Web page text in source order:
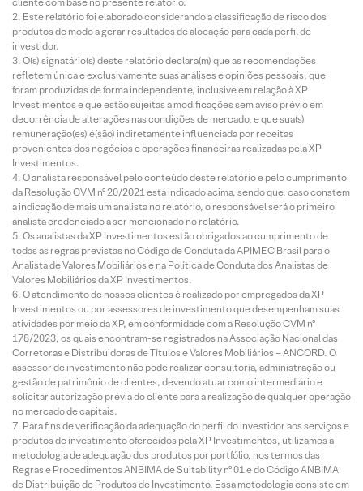
Este relatório foi elaborado considerando a classificação de risco dos
produtos de modo a gerar resultados de alocação para cada perfil de
investidor.
O(s) signatário(s) deste relatório declara(m) que as recomendações
refletem única e exclusivamente suas análises e opiniões pessoais, que
foram produzidas de forma independente, inclusive em relação à XP
Investimentos e que estão sujeitas a modificações sem aviso prévio em
decorrência de alterações nas condições de mercado, e que sua(s)
remuneração(es) é(são) indiretamente influenciada por receitas
provenientes dos negócios e operações financeiras realizadas pela XP
Investimentos.
O analista responsável pelo conteúdo deste relatório e pelo cumprimento
da Resolução CVM nº 20/2021 está indicado acima, sendo que, caso constem
a indicação de mais um analista no relatório, o responsável será o primeiro
analista credenciado a ser mencionado no relatório.
Os analistas da XP Investimentos estão obrigados ao cumprimento de
todas as regras previstas no Código de Conduta da APIMEC Brasil para o
Analista de Valores Mobiliários e na Política de Conduta dos Analistas de
Valores Mobiliários da XP Investimentos.
O atendimento de nossos clientes é realizado por empregados da XP
Investimentos ou por assessores de investimento que desempenham suas
atividades por meio da XP, em conformidade com a Resolução CVM nº
178/2023, os quais encontram-se registrados na Associação Nacional das
Corretoras e Distribuidoras de Títulos e Valores Mobiliários – ANCORD. O
assessor de investimento não pode realizar consultoria, administração ou
gestão de patrimônio de clientes, devendo atuar como intermediário e
solicitar autorização prévia do cliente para a realização de qualquer operação
no mercado de capitais.
Para fins de verificação da adequação do perfil do investidor aos serviços e
produtos de investimento oferecidos pela XP Investimentos, utilizamos a
metodologia de adequação dos produtos por portfólio, nos termos das
Regras e Procedimentos ANBIMA de Suitability nº 01 e do Código ANBIMA
de Distribuição de Produtos de Investimento. Essa metodologia consiste em